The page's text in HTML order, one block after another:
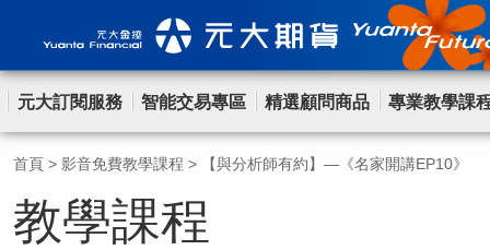
元大訂閱服務 智能交易專區 精選顧問商品 專業教學課
首頁 > 影音免費教學課程 > 【與分析師有約】—《名家開講EP10》
教學課程